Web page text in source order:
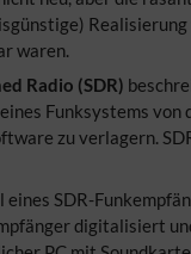
waren.
Radio (SDR)
Funksystems
zu verlagern.
eines SDR-
digitalisiert